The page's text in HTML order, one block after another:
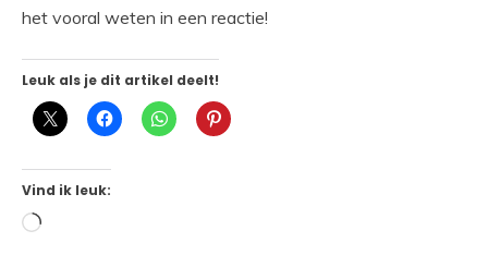
het vooral weten in een reactie!
Leuk als je dit artikel deelt!
Vind ik leuk:
Aan